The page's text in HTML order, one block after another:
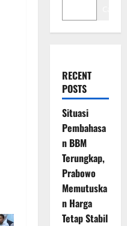
RECENT
POSTS
Situasi
Pembahasa
n BBM
Terungkap,
Prabowo
Memutuska
n Harga
Tetap Stabil